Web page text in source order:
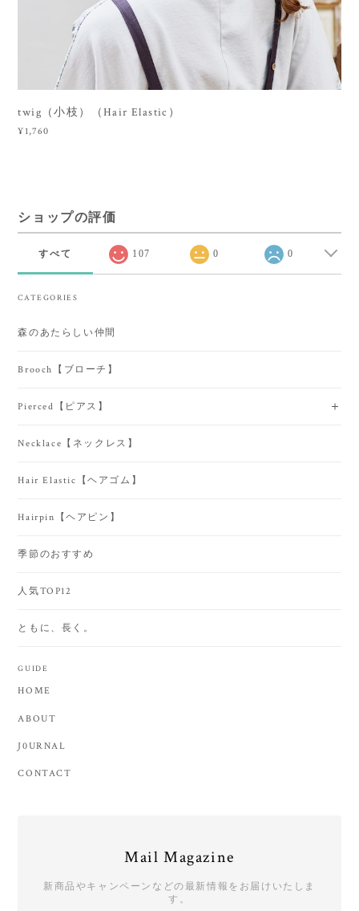
twig（小枝）（Hair Elastic）
¥1,760
ショップの評価
すべて 107 0 0
CATEGORIES
森のあたらしい仲間
Brooch【ブローチ】
Pierced【ピアス】
Necklace【ネックレス】
Hair Elastic【ヘアゴム】
Hairpin【ヘアピン】
季節のおすすめ
人気TOP12
ともに、長く。
GUIDE
HOME
ABOUT
J0URNAL
CONTACT
Mail Magazine
新商品やキャンペーンなどの最新情報をお届けいたしま
す。